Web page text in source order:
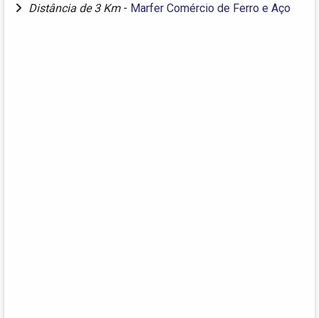
Distância de 3 Km - Marfer Comércio de Ferro e Aço